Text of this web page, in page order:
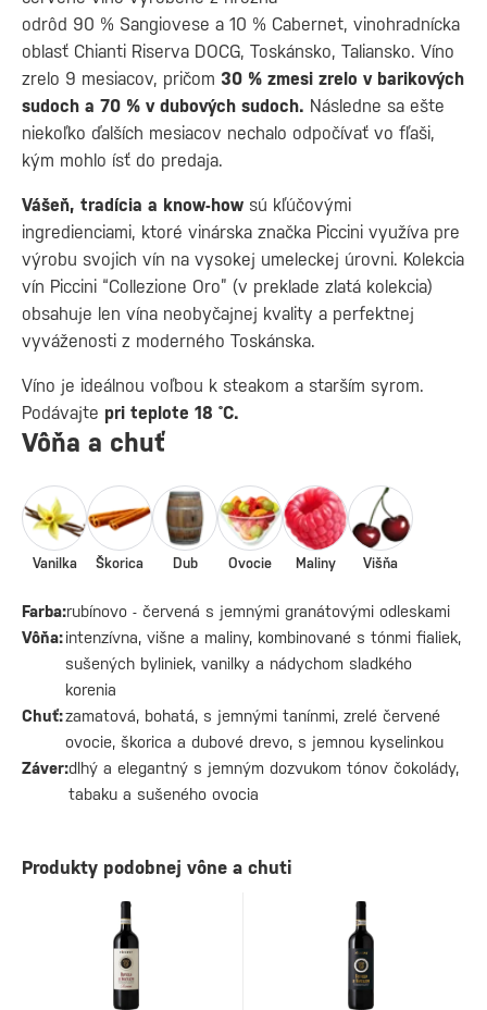
odrôd 90 % Sangiovese a 10 % Cabernet, vinohradnícka
oblasť Chianti Riserva DOCG, Toskánsko, Taliansko. Víno
zrelo 9 mesiacov, pričom 30 % zmesi zrelo v barikových
sudoch a 70 % v dubových sudoch. Následne sa ešte
niekoľko ďalších mesiacov nechalo odpočívať vo fľaši,
kým mohlo ísť do predaja.
Vášeň, tradícia a know-how sú kľúčovými
ingredienciami, ktoré vinárska značka Piccini využíva pre
výrobu svojich vín na vysokej umeleckej úrovni. Kolekcia
vín Piccini “Collezione Oro” (v preklade zlatá kolekcia)
obsahuje len vína neobyčajnej kvality a perfektnej
vyváženosti z moderného Toskánska.
Víno je ideálnou voľbou k steakom a starším syrom.
Podávajte pri teplote 18 ˚C.
Vôňa a chuť
Farba:rubínovo - červená s jemnými granátovými odleskami
Vôňa:intenzívna, višne a maliny, kombinované s tónmi fialiek,
sušených byliniek, vanilky a nádychom sladkého
korenia
Chuť:zamatová, bohatá, s jemnými tanínmi, zrelé červené
ovocie, škorica a dubové drevo, s jemnou kyselinkou
Záver:dlhý a elegantný s jemným dozvukom tónov čokolády,
tabaku a sušeného ovocia
Vanilka Škorica Dub Ovocie Maliny Višňa
Produkty podobnej vône a chuti